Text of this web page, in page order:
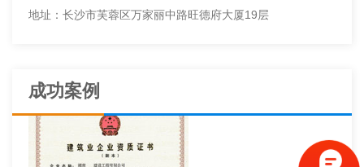
地址：长沙市芙蓉区万家丽中路旺德府大厦19层
成功案例